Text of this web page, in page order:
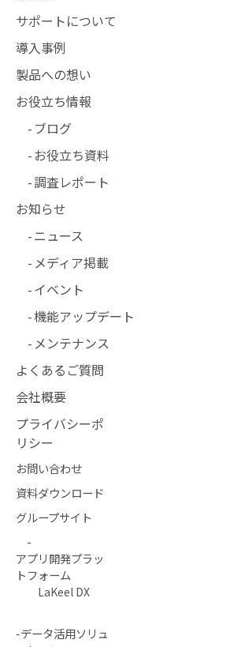
サポートについて
導入事例
製品への想い
お役立ち情報
ブログ
お役立ち資料
調査レポート
お知らせ
ニュース
メディア掲載
イベント
機能アップデート
メンテナンス
よくあるご質問
会社概要
プライバシーポ
リシー
お問い合わせ
資料ダウンロード
グループサイト
-
アプリ開発プラッ
トフォーム
LaKeel DX
-データ活用ソリュ